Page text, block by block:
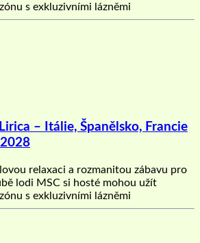
s exkluzivními lázněmi
– Itálie, Španělsko, Francie
relaxaci a rozmanitou zábavu pro
lodi MSC si hosté mohou užít
s exkluzivními lázněmi